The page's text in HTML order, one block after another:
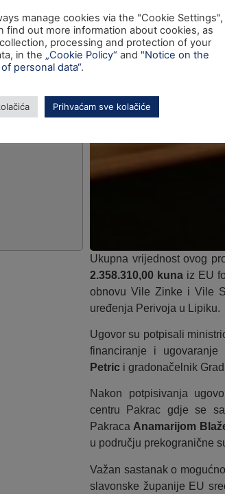
Ukupna vrijednost ovog
2.358.310,00 kunaiz EU
obnovu Vile Zinke i Vile
uređenja Perivoja u Lipiku.
Ugovor su potpisali
financiranje i
Petrici gradonačelnik
Nakon potpisivanja
centru Pakrac gdje se
Pakraca Anamarijom
u području prekogranične
Važan sastanak o
slavonske županije EU
manage cookies via the "Cookie Settings",
find out more information about cookies, as
processing and protection of your
in the „Cookie Policy“ and "Notice on the
personal data“.
Prihvaćam sve kolačiće